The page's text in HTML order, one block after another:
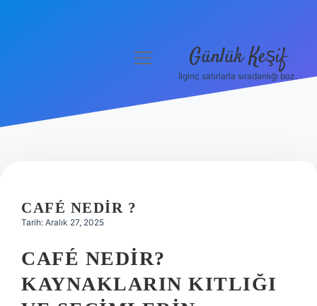
Hakkımızda
menüyü
Günlük Keşif
İlginç satırlarla sıradanlığı boz.
CAFÉ NEDIR ?
Tarih: Aralık 27, 2025
CAFÉ NEDIR?
KAYNAKLARIN KITLIĞI